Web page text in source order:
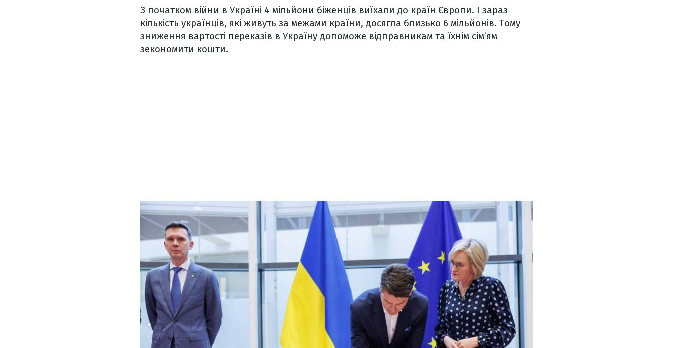
З початком війни в Україні 4 мільйони біженців виїхали до країн Європи. І зараз
кількість українців, які живуть за межами країни, досягла близько 6 мільйонів. Тому
зниження вартості переказів в Україну допоможе відправникам та їхнім сім’ям
зекономити кошти.